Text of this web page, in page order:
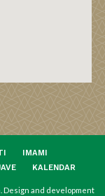
IMAMI
KALENDAR
Design and development